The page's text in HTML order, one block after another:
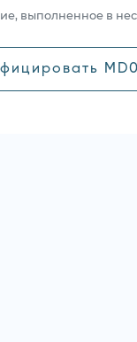
выполненное в